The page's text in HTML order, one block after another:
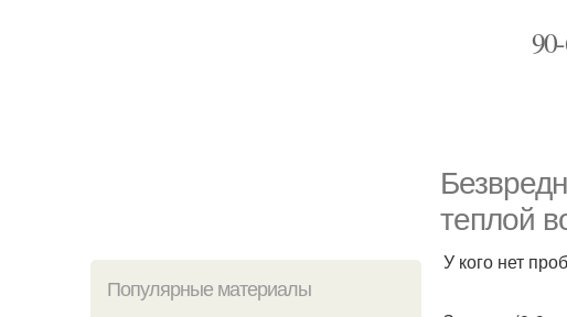
теплой
Популярные материалы
У кого нет